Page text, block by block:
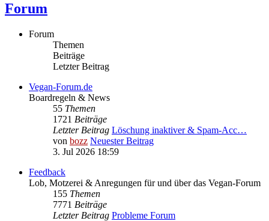
Forum
Forum
Themen
Beiträge
Letzter Beitrag
Vegan-Forum.de
Boardregeln & News
55 Themen
1721 Beiträge
Letzter Beitrag Löschung inaktiver & Spam-Acc…
von bozz Neuester Beitrag
3. Jul 2026 18:59
Feedback
Lob, Motzerei & Anregungen für und über das Vegan-Forum
155 Themen
7771 Beiträge
Letzter Beitrag Probleme Forum